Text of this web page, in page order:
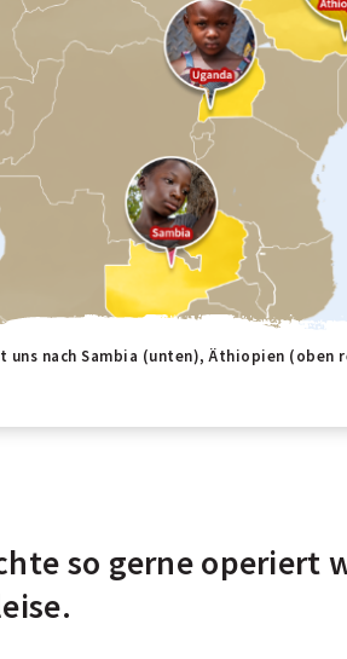
uns nach Sambia (unten), Äthiopien (oben
so gerne operiert